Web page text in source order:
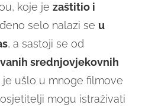
koje je zaštitio i
selo nalazi se u
, a sastoji se od
srednjovjekovnih
ušlo u mnoge filmove
mogu istraživati